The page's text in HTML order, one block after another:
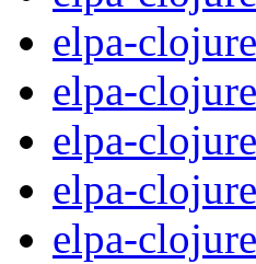
elpa-
elpa-
elpa-
elpa-
elpa-